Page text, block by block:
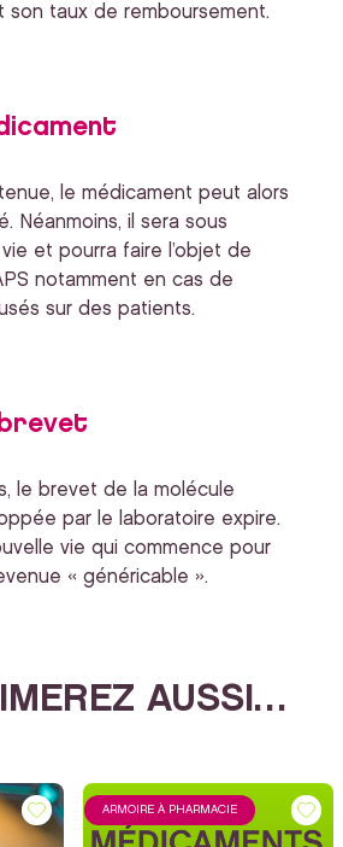
son taux de remboursement.
le médicament peut alors
Néanmoins, il sera sous
et pourra faire l’objet de
notamment en cas de
sur des patients.
le brevet de la molécule
par le laboratoire expire.
vie qui commence pour
« généricable ».
AUSSI…
ARMOIRE À PHARMACIE